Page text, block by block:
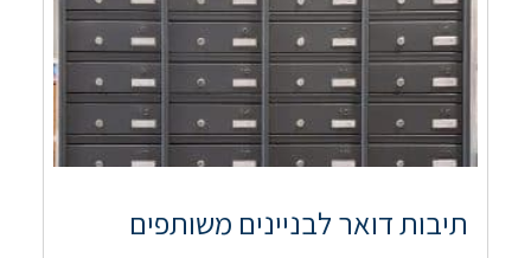
תיבות דואר לבניינים משותפים